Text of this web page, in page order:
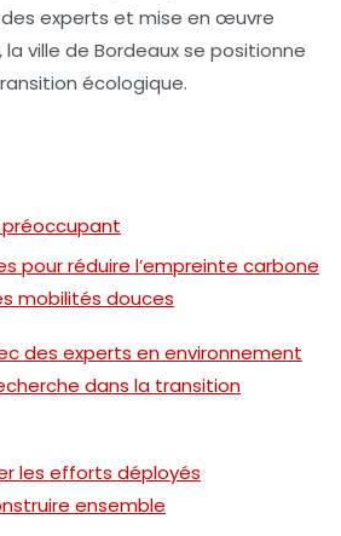
experts et mise en œuvre
ville de Bordeaux se positionne
écologique.
préoccupant
pour réduire l’empreinte carbone
mobilités douces
des experts en environnement
dans la transition
les efforts déployés
ensemble